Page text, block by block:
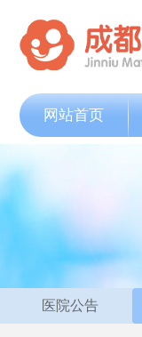
网站首页
医院公告